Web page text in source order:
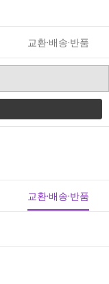
교환·배송·반품
교환·배송·반품